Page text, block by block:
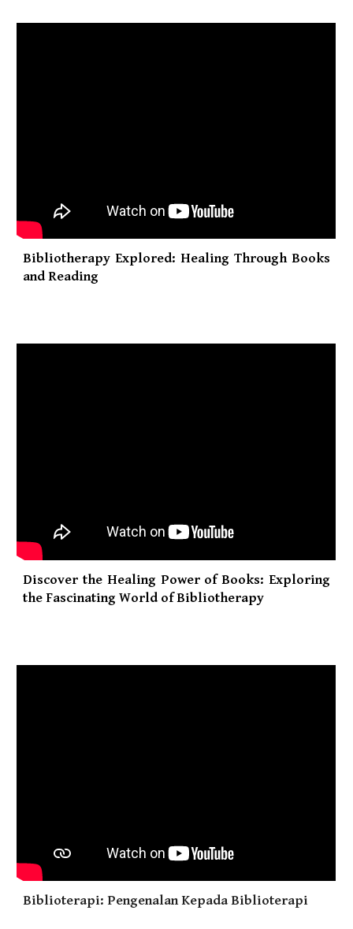
Bibliotherapy Explored: Healing Through Books
and Reading
Discover the Healing Power of Books: Exploring
the Fascinating World of Bibliotherapy
Biblioterapi: Pengenalan Kepada Biblioterapi